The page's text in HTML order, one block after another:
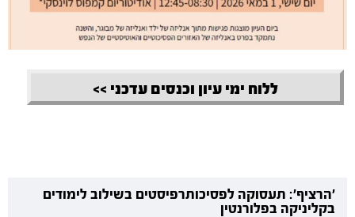
ללוח ימי עיון וכנסים עדכני >>
'הרציף': תעסוקה לפסיכותרפיסטים בשילוב לימודים
בקליניקה בפלורנטין